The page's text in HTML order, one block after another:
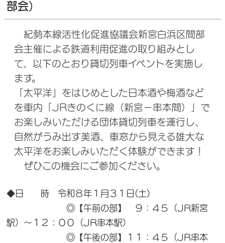
部会）
紀勢本線活性化促進協議会新宮白浜区間部
会主催による鉄道利用促進の取り組みとし
て、以下のとおり貸切列車イベントを実施し
ます。
「太平洋」をはじめとした日本酒や梅酒など
を車内「JRきのくに線（新宮－串本間）」で
お楽しみいただける団体貸切列車を運行し、
自然がうみ出す美酒、車窓から見える雄大な
太平洋をお楽しみいただく体験ができます！
ぜひこの機会にご参加ください。
◆日 時 令和８年１月３１日(土)
◎【午前の部】 ９：４５（JR新宮
駅）～１２：００（JR串本駅）
◎【午後の部】１１：４５（JR串本